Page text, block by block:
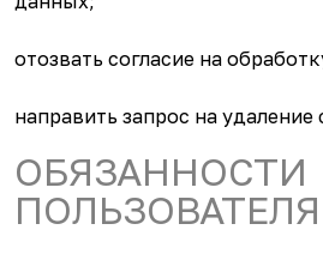
отозвать согласие на
направить запрос на удаление
ОБЯЗАННОСТИ
ПОЛЬЗОВАТЕЛЯ